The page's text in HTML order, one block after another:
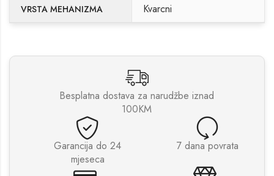
VRSTA MEHANIZMA Kvarcni
Besplatna dostava za narudžbe iznad
100KM
Garancija do 24
mjeseca
7 dana povrata